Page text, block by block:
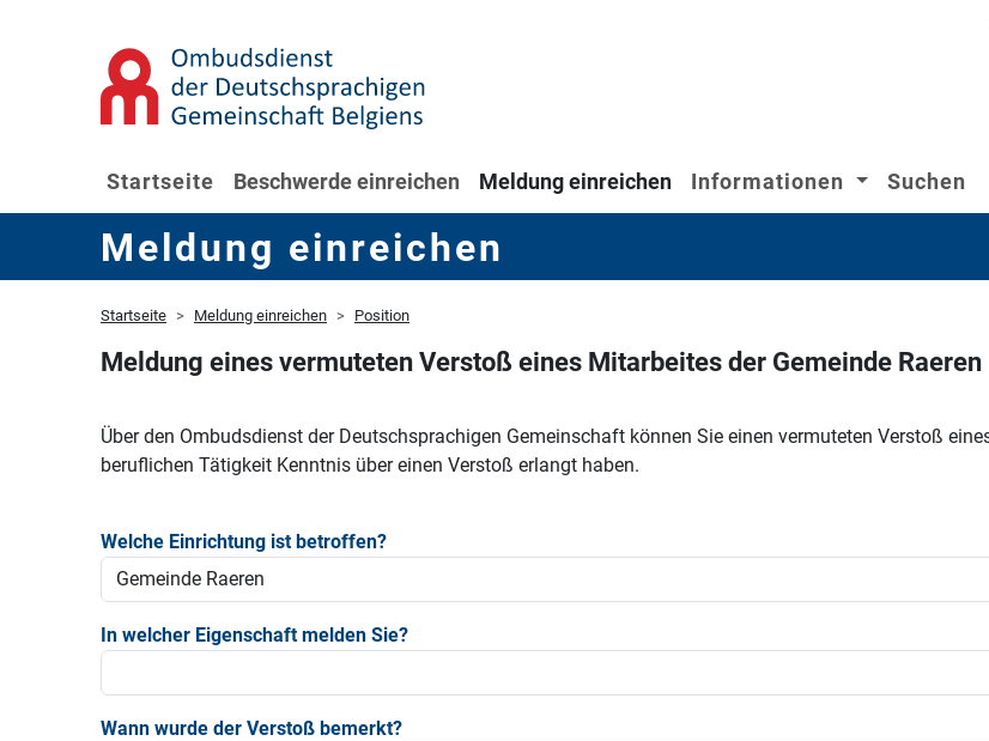
Startseite Beschwerde einreichen Meldung einreichen Informationen Suchen
Meldung einreichen
Startseite Meldung einreichen Position
Meldung eines vermuteten Verstoß eines Mitarbeites der Gemeinde Raeren
Über den Ombudsdienst der Deutschsprachigen Gemeinschaft können Sie einen vermuteten Verstoß
beruflichen Tätigkeit Kenntnis über einen Verstoß erlangt haben.
Welche Einrichtung ist betroffen?
In welcher Eigenschaft melden Sie?
Wann wurde der Verstoß bemerkt?